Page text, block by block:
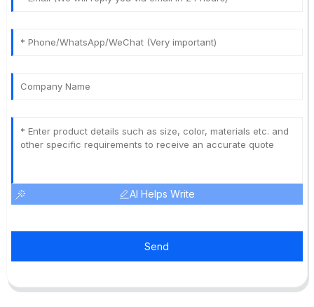
AI Helps Write
Send